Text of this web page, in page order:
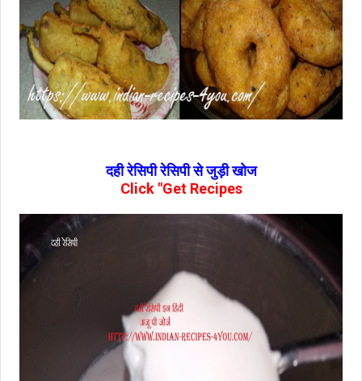
दही रेसिपी रेसिपी से जुड़ी खोज
Click "Get Recipes